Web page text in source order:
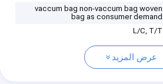
vaccum bag non-vaccum bag woven
bag as consumer demand
L/C, T/T
عرض المزيد